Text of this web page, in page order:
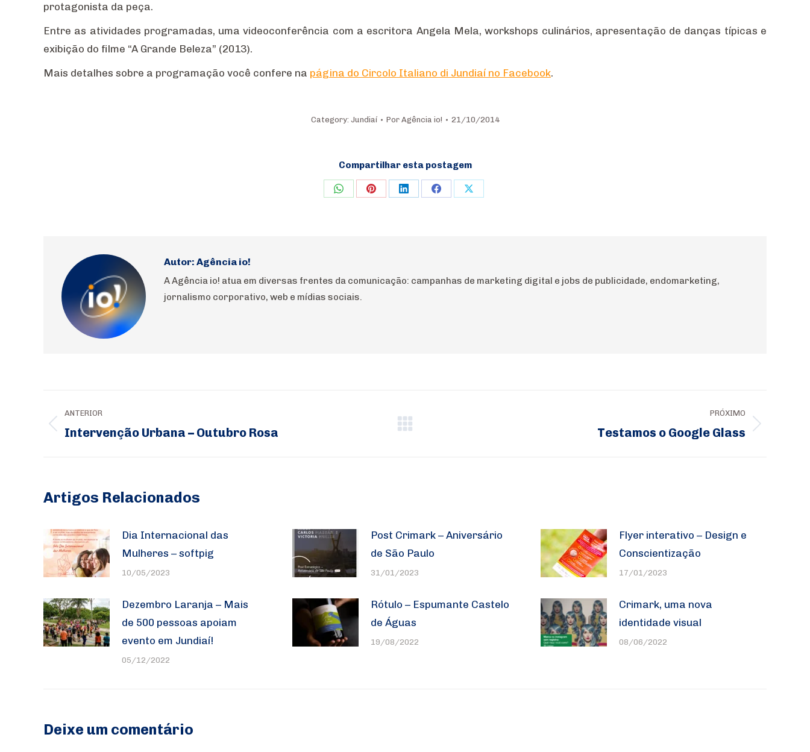
protagonista da peça.
Entre as atividades programadas, uma videoconferência com a escritora Angela Mela, workshops culinários, apresentação de danças típicas e
exibição do filme “A Grande Beleza” (2013).
Mais detalhes sobre a programação você confere na página do Circolo Italiano di Jundiaí no Facebook.
Category: Jundiaí Por Agência io! 21/10/2014
Compartilhar esta postagem
Share Share Share Share Share
Autor: Agência io!
A Agência io! atua em diversas frentes da comunicação: campanhas de marketing digital e jobs de publicidade, endomarketing,
jornalismo corporativo, web e mídias sociais.
de
ANTERIOR
Post
Intervenção Urbana – Outubro Rosa
PRÓXIMO
Testamos o Google Glass
Artigos Relacionados
Dia Internacional das
Mulheres – softpig
10/05/2023
Post Crimark – Aniversário
de São Paulo
31/01/2023
Flyer interativo – Design e
Conscientização
17/01/2023
Dezembro Laranja – Mais
de 500 pessoas apoiam
evento em Jundiaí!
05/12/2022
Rótulo – Espumante Castelo
de Águas
19/08/2022
Crimark, uma nova
identidade visual
08/06/2022
Deixe um comentário